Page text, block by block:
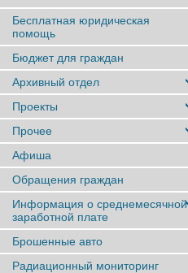
Бесплатная юридическая
помощь
Бюджет для граждан
Архивный отдел
Проекты
Прочее
Афиша
Обращения граждан
Информация о среднемесячной
заработной плате
Брошенные авто
Радиационный мониторинг